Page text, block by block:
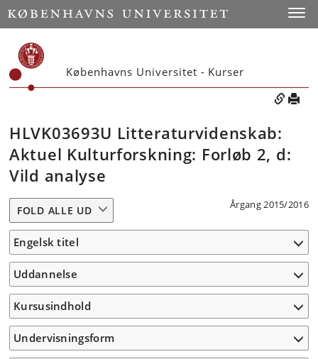
Københavns Universitet - Kurser
HLVK03693U Litteraturvidenskab:
Aktuel Kulturforskning: Forløb 2, d:
Vild analyse
Årgang 2015/2016
FOLD ALLE UD
Engelsk titel
Uddannelse
Kursusindhold
Undervisningsform